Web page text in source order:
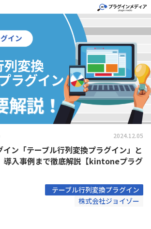
2024.12.05
ン「テーブル行列変換プラグイン」と
導入事例まで徹底解説【kintoneプラグ
テーブル行列変換プラグイン
株式会社ジョイゾー